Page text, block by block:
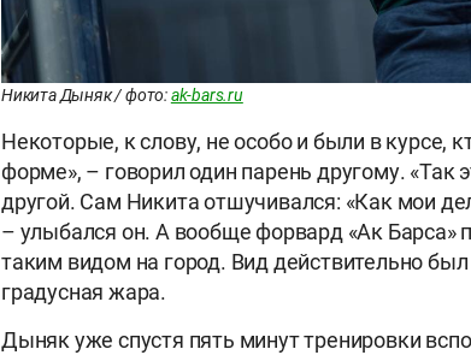
Никита Дыняк / фото:ak-bars.ru
Некоторые, к слову, не особо и были в курсе,
форме», – говорил один парень другому.
другой. Сам Никита отшучивался: «Как мои
– улыбался он. А вообще форвард «Ак Барса»
таким видом на город. Вид действительно
градусная жара.
Дыняк уже спустя пять минут тренировки